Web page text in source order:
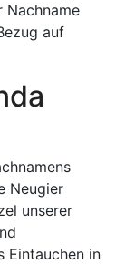
Nachname
auf
Neugier
unserer
Eintauchen in